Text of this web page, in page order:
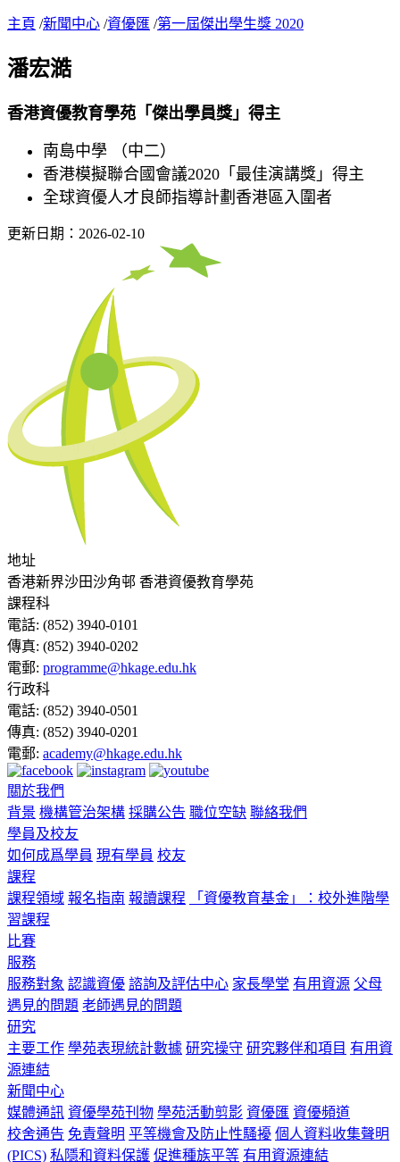
主頁 /新聞中心 /資優匯 /第一屆傑出學生獎 2020
潘宏澔
香港資優教育學苑「傑出學員獎」得主
南島中學 （中二）
香港模擬聯合國會議2020「最佳演講獎」得主
全球資優人才良師指導計劃香港區入圍者
更新日期：2026-02-10
地址
香港新界沙田沙角邨 香港資優教育學苑
課程科
電話: (852) 3940-0101
傳真: (852) 3940-0202
電郵: programme@hkage.edu.hk
行政科
電話: (852) 3940-0501
傳真: (852) 3940-0201
電郵: academy@hkage.edu.hk
關於我們
背景 機構管治架構 採購公告 職位空缺 聯絡我們
學員及校友
如何成爲學員 現有學員 校友
課程
課程領域 報名指南 報讀課程
「資優教育基金」：校外進階學
習課程
比賽
服務
服務對象 認識資優 諮詢及評估中心 家長學堂 有用資源 父母
遇見的問題 老師遇見的問題
研究
主要工作 學苑表現統計數據 研究操守 研究夥伴和項目 有用資
源連結
新聞中心
媒體通訊 資優學苑刊物 學苑活動剪影 資優匯 資優頻道
校舍通告 免責聲明 平等機會及防止性騷擾 個人資料收集聲明
(PICS) 私隱和資料保護 促進種族平等 有用資源連結